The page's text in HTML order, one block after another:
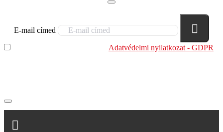
E-mail címed
Adatvédelmi nyilatkozat - GDPR